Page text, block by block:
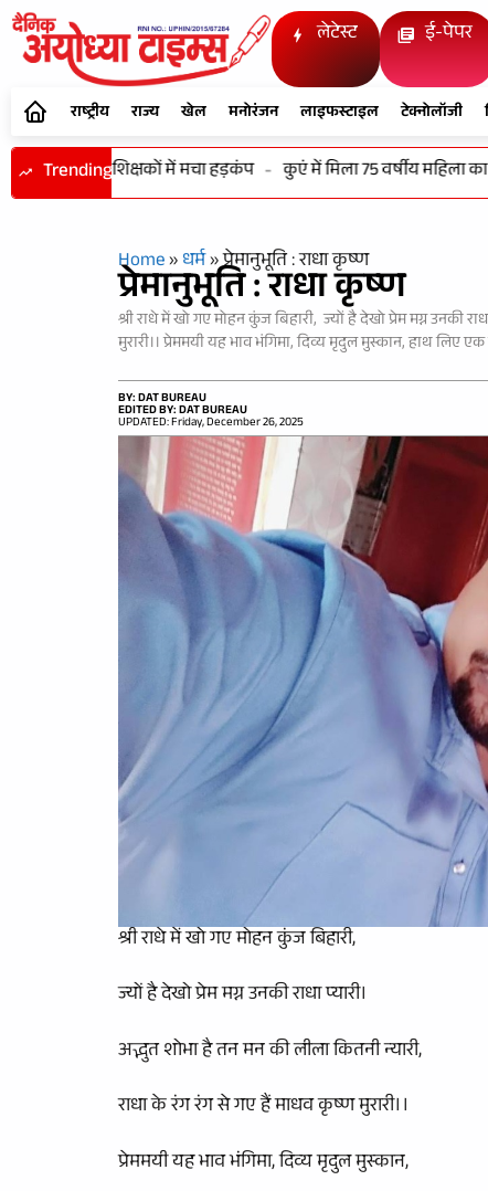
लेटेस्ट ई-पेपर
राष्ट्रीय राज्य खेल मनोरंजन लाइफस्टाइल टेक्नोलॉजी
Trending
मिले बंद शिक्षकों में मचा हड़कंप - कुएं में मिला 75 वर्षीय महिला का
Home»धर्म»प्रेमानुभूति : राधा कृष्ण
प्रेमानुभूति : राधा कृष्ण
श्री राधे में खो गए मोहन कुंज बिहारी, ज्यों है देखो प्रेम मग्न उनकी
मुरारी।। प्रेममयी यह भाव भंगिमा, दिव्य मृदुल मुस्कान, हाथ लिए
BY: DAT BUREAU
EDITED BY: DAT BUREAU
UPDATED: Friday, December 26, 2025
श्री राधे में खो गए मोहन कुंज बिहारी,
ज्यों है देखो प्रेम मग्न उनकी राधा प्यारी।
अद्भुत शोभा है तन मन की लीला कितनी न्यारी,
राधा के रंग रंग से गए हैं माधव कृष्ण मुरारी।।
प्रेममयी यह भाव भंगिमा, दिव्य मृदुल मुस्कान,